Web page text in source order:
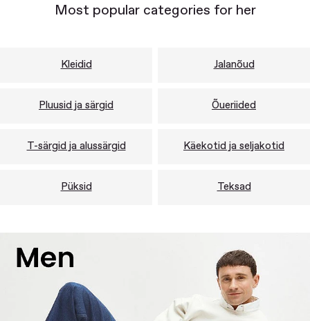
Most popular categories for her
Kleidid Jalanõud
Pluusid ja särgid Õueriided
T-särgid ja alussärgid Käekotid ja seljakotid
Püksid Teksad